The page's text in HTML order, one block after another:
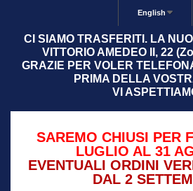
English
CI SIAMO TRASFERITI. LA
VITTORIO AMEDEO II, 22
GRAZIE PER VOLER
PRIMA DELLA
VI
SAREMO CHIUSI PER
LUGLIO AL 31
EVENTUALI ORDINI
DAL 2